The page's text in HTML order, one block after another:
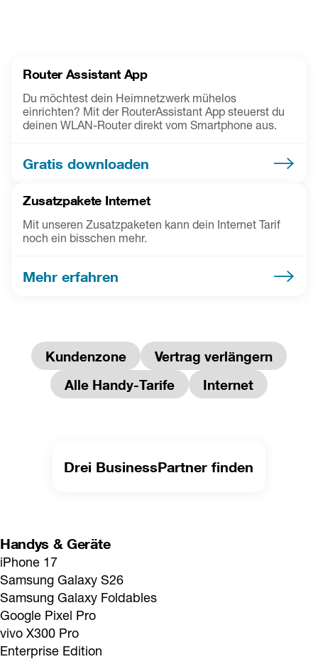
Router Assistant App
Du möchtest dein Heimnetzwerk mühelos
einrichten? Mit der RouterAssistant App steuerst du
deinen WLAN-Router direkt vom Smartphone aus.
Gratis downloaden
Zusatzpakete Internet
Mit unseren Zusatzpaketen kann dein Internet Tarif
noch ein bisschen mehr.
Mehr erfahren
Kundenzone
Vertrag verlängern
Alle Handy-Tarife
Internet
Drei BusinessPartner finden
Handys & Geräte
iPhone 17
Samsung Galaxy S26
Samsung Galaxy Foldables
Google Pixel Pro
vivo X300 Pro
Enterprise Edition